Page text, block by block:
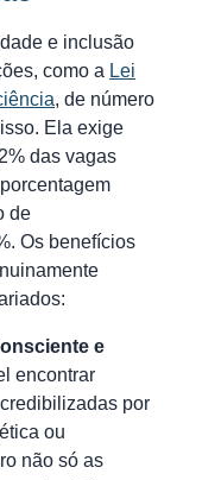
e inclusão
como a Lei
, de número
Ela exige
das vagas
de
Os benefícios
e
encontrar
por
ou
não só as